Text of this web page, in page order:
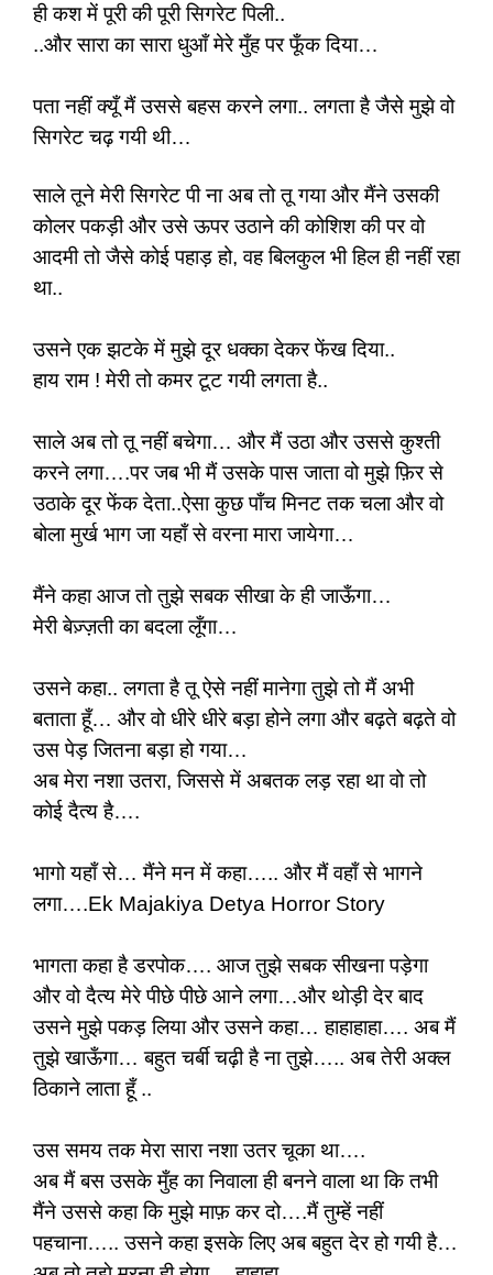
ही कश में पूरी की पूरी सिगरेट पिली..
..और सारा का सारा धुआँ मेरे मुँह पर फूँक दिया…
पता नहीं क्यूँ मैं उससे बहस करने लगा.. लगता है जैसे मुझे वो
सिगरेट चढ़ गयी थी…
साले तूने मेरी सिगरेट पी ना अब तो तू गया और मैंने उसकी
कोलर पकड़ी और उसे ऊपर उठाने की कोशिश की पर वो
आदमी तो जैसे कोई पहाड़ हो, वह बिलकुल भी हिल ही नहीं रहा
था..
उसने एक झटके में मुझे दूर धक्का देकर फेंख दिया..
हाय राम ! मेरी तो कमर टूट गयी लगता है..
साले अब तो तू नहीं बचेगा… और मैं उठा और उससे कुश्ती
करने लगा….पर जब भी मैं उसके पास जाता वो मुझे फ़िर से
उठाके दूर फेंक देता..ऐसा कुछ पाँच मिनट तक चला और वो
बोला मुर्ख भाग जा यहाँ से वरना मारा जायेगा…
मैंने कहा आज तो तुझे सबक सीखा के ही जाऊँगा…
मेरी बेज़्ज़ती का बदला लूँगा…
उसने कहा.. लगता है तू ऐसे नहीं मानेगा तुझे तो मैं अभी
बताता हूँ… और वो धीरे धीरे बड़ा होने लगा और बढ़ते बढ़ते वो
उस पेड़ जितना बड़ा हो गया…
अब मेरा नशा उतरा, जिससे में अबतक लड़ रहा था वो तो
कोई दैत्य है….
भागो यहाँ से… मैंने मन में कहा….. और मैं वहाँ से भागने
लगा….Ek Majakiya Detya Horror Story
भागता कहा है डरपोक…. आज तुझे सबक सीखना पड़ेगा
और वो दैत्य मेरे पीछे पीछे आने लगा…और थोड़ी देर बाद
उसने मुझे पकड़ लिया और उसने कहा… हाहाहाहा…. अब मैं
तुझे खाऊँगा… बहुत चर्बी चढ़ी है ना तुझे….. अब तेरी अक्ल
ठिकाने लाता हूँ ..
उस समय तक मेरा सारा नशा उतर चूका था….
अब मैं बस उसके मुँह का निवाला ही बनने वाला था कि तभी
मैंने उससे कहा कि मुझे माफ़ कर दो….मैं तुम्हें नहीं
पहचाना….. उसने कहा इसके लिए अब बहुत देर हो गयी है…